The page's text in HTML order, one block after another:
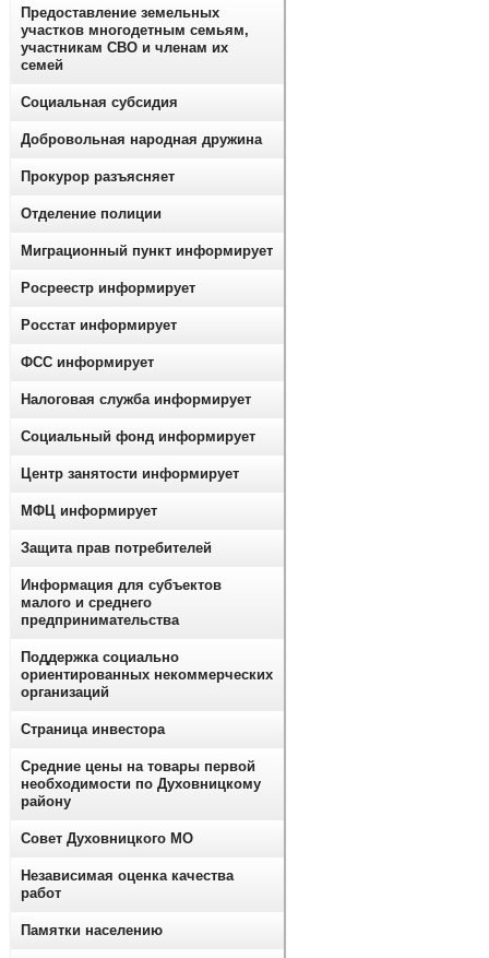
Предоставление земельных
участков многодетным семьям,
участникам СВО и членам их
семей
Социальная субсидия
Добровольная народная дружина
Прокурор разъясняет
Отделение полиции
Миграционный пункт информирует
Росреестр информирует
Росстат информирует
ФСС информирует
Налоговая служба информирует
Социальный фонд информирует
Центр занятости информирует
МФЦ информирует
Защита прав потребителей
Информация для субъектов
малого и среднего
предпринимательства
Поддержка социально
ориентированных некоммерческих
организаций
Страница инвестора
Средние цены на товары первой
необходимости по Духовницкому
району
Совет Духовницкого МО
Независимая оценка качества
работ
Памятки населению